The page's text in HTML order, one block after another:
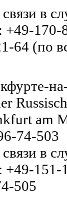
в
+49-170-
64 (по
am
74-503
в
+49-151-
505